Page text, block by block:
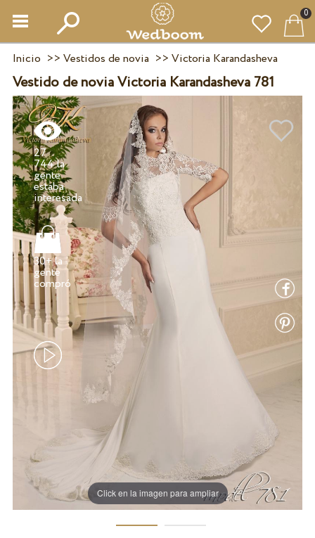
0
Inicio >> Vestidos de novia >> Victoria Karandasheva
Vestido de novia Victoria Karandasheva 781
Click en la imagen para ampliar
27
744 la
gente
estaba
30+ la
gente